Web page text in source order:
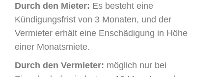
Durch den Mieter: Es besteht eine
Kündigungsfrist von 3 Monaten, und der
Vermieter erhält eine Enschädigung in Höhe
einer Monatsmiete.
Durch den Vermieter: möglich nur bei